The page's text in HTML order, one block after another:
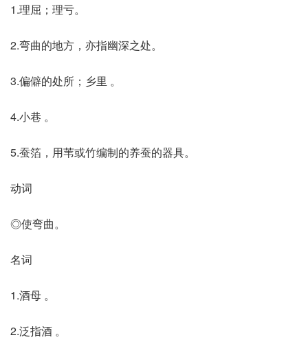
1.理屈；理亏。
2.弯曲的地方，亦指幽深之处。
3.偏僻的处所；乡里 。
4.小巷 。
5.蚕箔，用苇或竹编制的养蚕的器具。
动词
◎使弯曲。
名词
1.酒母 。
2.泛指酒 。